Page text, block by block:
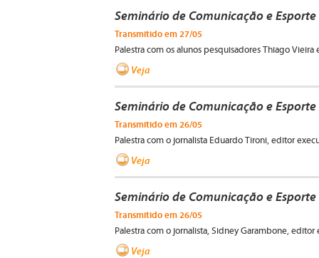
Seminário de Comunicação e Esporte
Transmitido em 27/05
Palestra com os alunos pesquisadores Thiago Vieira
Veja
Seminário de Comunicação e Esporte
Transmitido em 26/05
Palestra com o jornalista Eduardo Tironi, editor
Veja
Seminário de Comunicação e Esporte
Transmitido em 26/05
Palestra com o jornalista, Sidney Garambone,
Veja